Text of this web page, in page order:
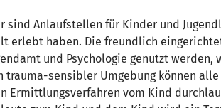
sind Anlaufstellen für Kinder und
erlebt haben. Die freundlich
und Psychologie genutzt
trauma-sensibler Umgebung können
Ermittlungsverfahren vom Kind